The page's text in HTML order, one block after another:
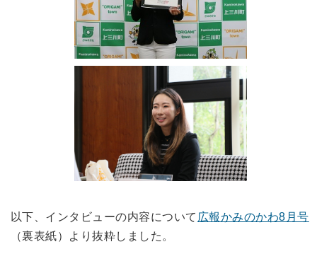
以下、インタビューの内容について 広報かみのかわ8月号
（裏表紙）より抜粋しました。